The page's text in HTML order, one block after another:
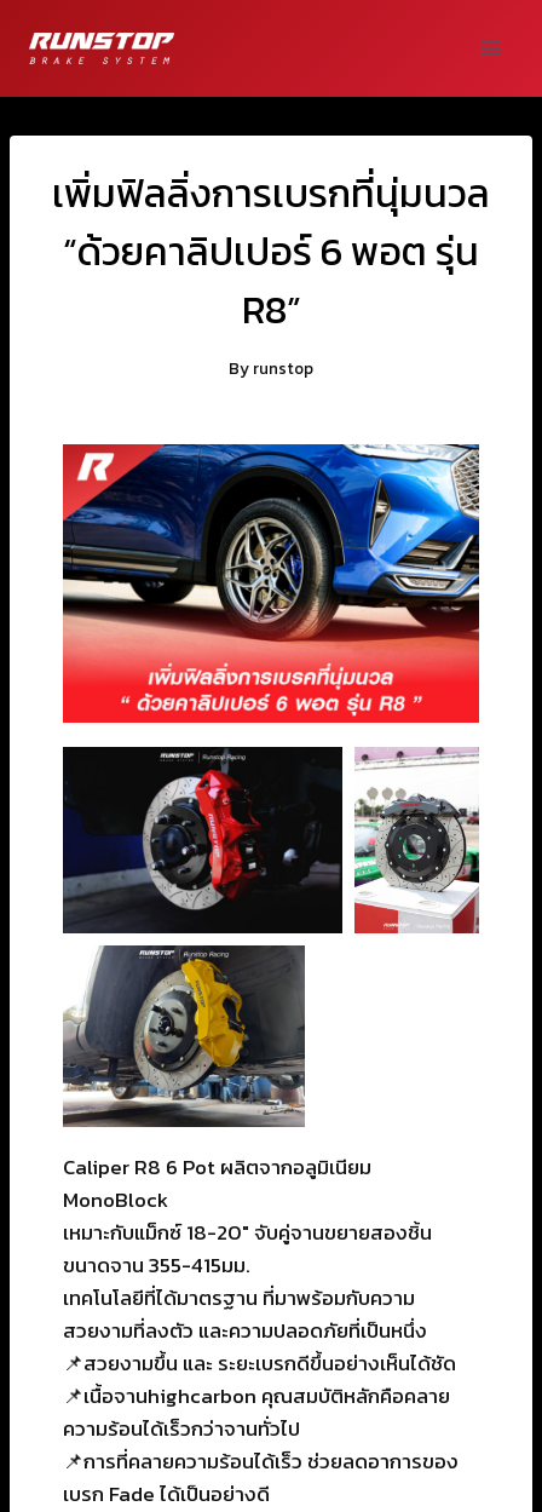
เพิ่มฟิลลิ่งการเบรกที่นุ่มนวล
“ด้วยคาลิปเปอร์ 6 พอต รุ่น
R8”
By runstop
Caliper R8 6 Pot ผลิตจากอลูมิเนียม
MonoBlock
เหมาะกับแม็กซ์ 18-20″ จับคู่จานขยายสองชิ้น
ขนาดจาน 355-415มม.
เทคโนโลยีที่ได้มาตรฐาน ที่มาพร้อมกับความ
สวยงามที่ลงตัว และความปลอดภัยที่เป็นหนึ่ง
📌สวยงามขึ้น และ ระยะเบรกดีขึ้นอย่างเห็นได้ชัด
📌เนื้อจานhighcarbon คุณสมบัติหลักคือคลาย
ความร้อนได้เร็วกว่าจานทั่วไป
📌การที่คลายความร้อนได้เร็ว ช่วยลดอาการของ
เบรก Fade ได้เป็นอย่างดี